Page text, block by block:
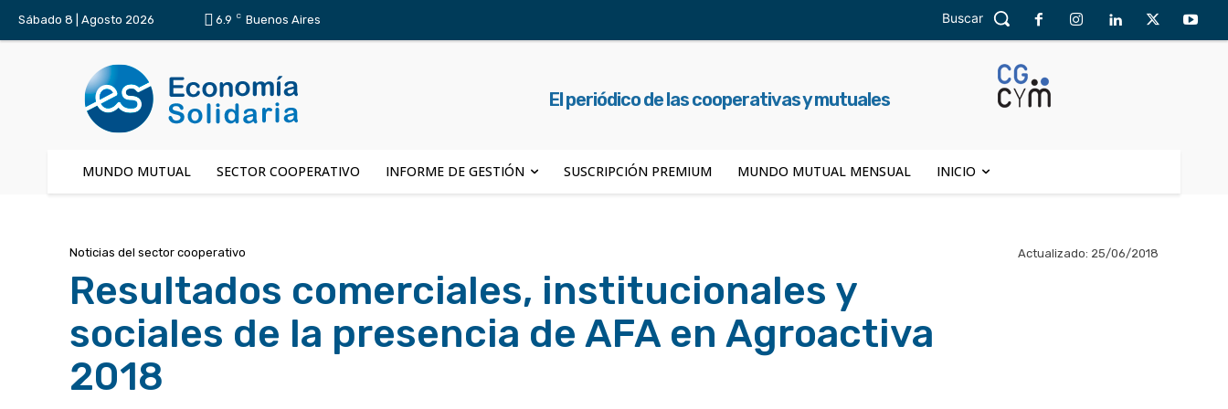
Sábado 8 | Agosto 2026 6.9 C Buenos Aires Buscar
El periódico de las cooperativas y mutuales
MUNDO MUTUAL SECTOR COOPERATIVO INFORME DE GESTIÓN SUSCRIPCIÓN PREMIUM MUNDO MUTUAL MENSUAL INICIO
Noticias del sector cooperativo Actualizado: 25/06/2018
Resultados comerciales, institucionales y
sociales de la presencia de AFA en Agroactiva
2018